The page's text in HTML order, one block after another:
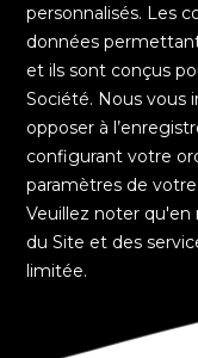
personnalisés. Les
données
et ils sont conçus
Société. Nous vous
opposer à
configurant votre
paramètres de
Veuillez noter qu'en
du Site et des
limitée.